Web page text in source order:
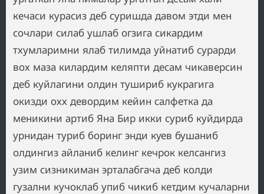
кечаси курасиз деб суришда давом этди мен
сочлари силаб ушлаб огзига сикардим
тхумларимни ялаб тилимда уйнатиб сурарди
вох маза килардим келяпти десам чикаверсин
деб куйлагини олдин тушириб кукрагига
окизди охх девордим кейин салфетка да
меникини артиб Яна Бир икки суриб куйдирда
урнидан туриб боринг энди куев бушаниб
олдингиз айланиб келинг кечрок келсангиз
узим сизникиман эрталабгача деб колди
гузални кучоклаб упиб чикиб кетдим кучаларни